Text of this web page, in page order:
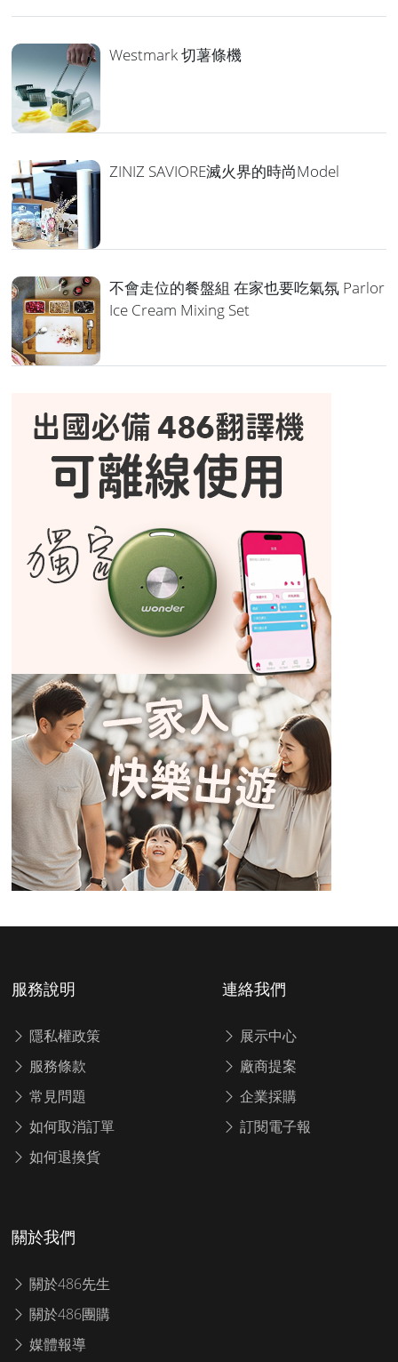
Westmark 切薯條機
ZINIZ SAVIORE滅火界的時尚Model
不會走位的餐盤組 在家也要吃氣氛 Parlor
Ice Cream Mixing Set
服務說明
隱私權政策
服務條款
常見問題
如何取消訂單
如何退換貨
連絡我們
展示中心
廠商提案
企業採購
訂閱電子報
關於我們
關於486先生
關於486團購
媒體報導